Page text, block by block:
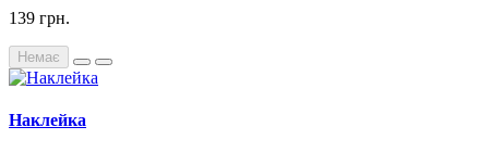
139 грн.
Немає
Наклейка